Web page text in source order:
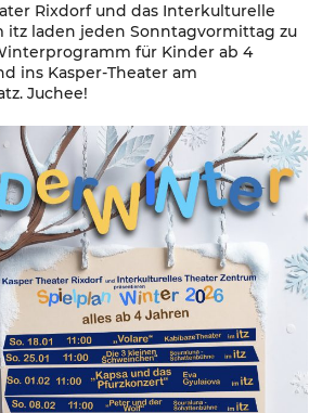
Rixdorf und das Interkulturelle
itz laden jeden Sonntagvormittag zu
für Kinder ab 4
ins Kasper-Theater am
Juchee!